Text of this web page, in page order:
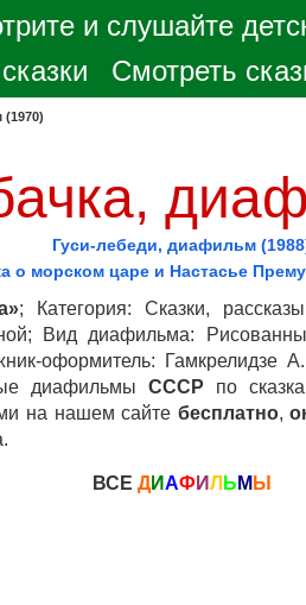
и слушайте
Смотреть
Гуси-лебеди, диафильм
о морском царе и Настасье
; Категория: Сказки,
Вид диафильма:
оформитель: Гамкрелидзе
диафильмыСССР по
на нашем сайте бесплатно,
ВСЕ ДИАФ ИЛ Ь М Ы